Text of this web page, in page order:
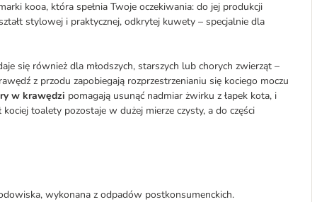
kooa, która spełnia Twoje oczekiwania: do jej produkcji
stylowej i praktycznej, odkrytej kuwety – specjalnie dla
się również dla młodszych, starszych lub chorych zwierząt –
z przodu zapobiegają rozprzestrzenianiu się kociego moczu
w krawędzi pomagają usunąć nadmiar żwirku z łapek kota, i
toalety pozostaje w dużej mierze czysty, a do części
wykonana z odpadów postkonsumenckich.